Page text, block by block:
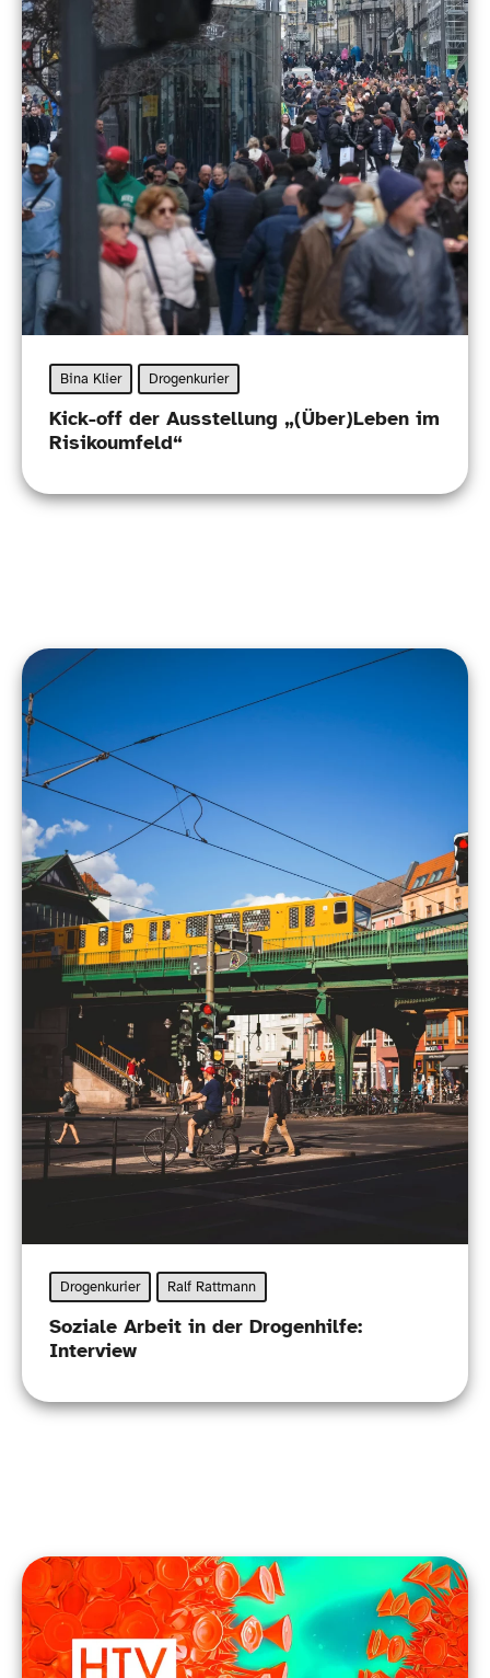
Bina Klier Drogenkurier
Kick-​off der Ausstellung „(Über)Leben im
Risikoumfeld“
Drogenkurier Ralf Rattmann
Soziale Arbeit in der Drogenhilfe:
Interview